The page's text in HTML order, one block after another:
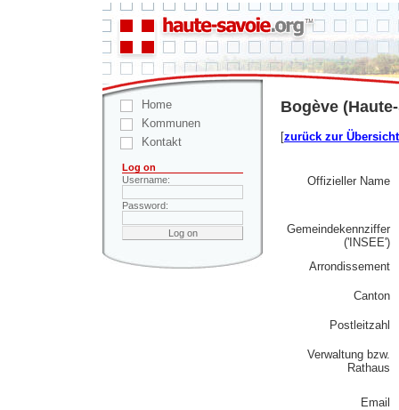
Home
Kommunen
Kontakt
Log on
Username:
Password:
Bogève
[zurück zur Übersicht
Offizieller Name
Gemeindekennziffer
('INSEE')
Arrondissement
Canton
Postleitzahl
Verwaltung bzw.
Rathaus
Email